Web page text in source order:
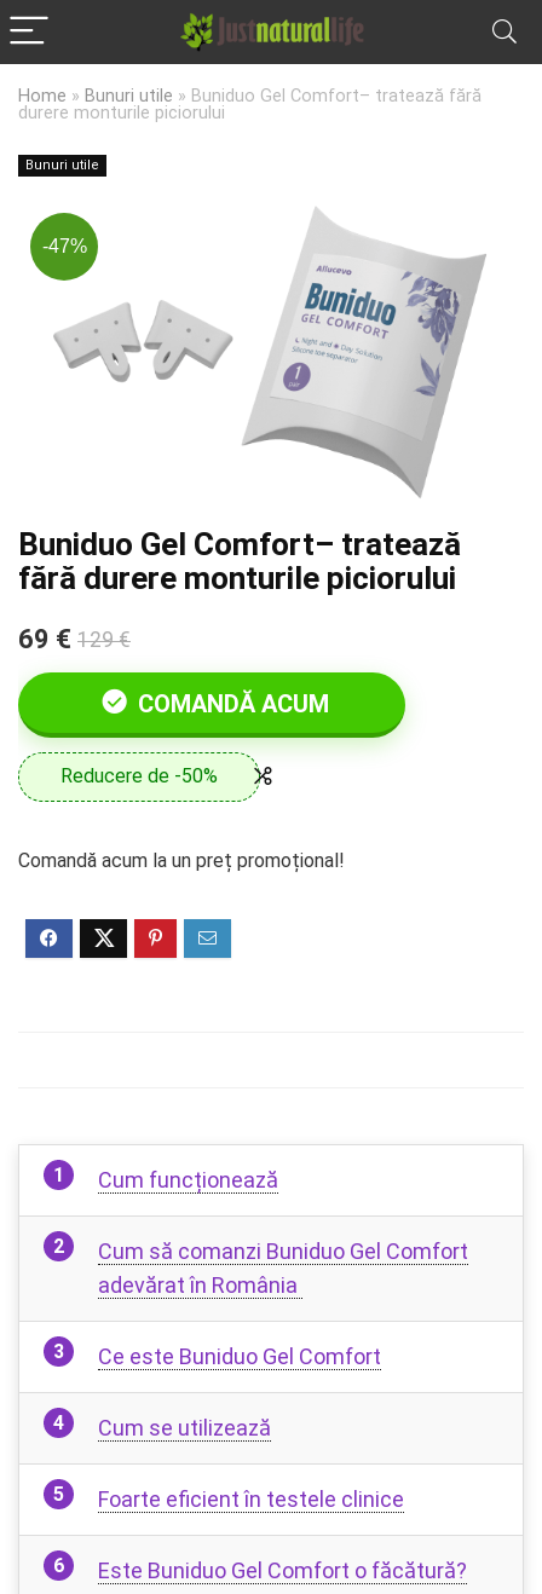
Home » Bunuri utile » Buniduo Gel Comfort– tratează fără
durere monturile piciorului
Bunuri utile
-47%
Buniduo Gel Comfort– tratează
fără durere monturile piciorului
69 € 129 €
COMANDĂ ACUM
Reducere de -50%
Comandă acum la un preț promoțional!
Cum funcționează
Cum să comanzi Buniduo Gel Comfort
adevărat în România
Ce este Buniduo Gel Comfort
Cum se utilizează
Foarte eficient în testele clinice
Este Buniduo Gel Comfort o făcătură?